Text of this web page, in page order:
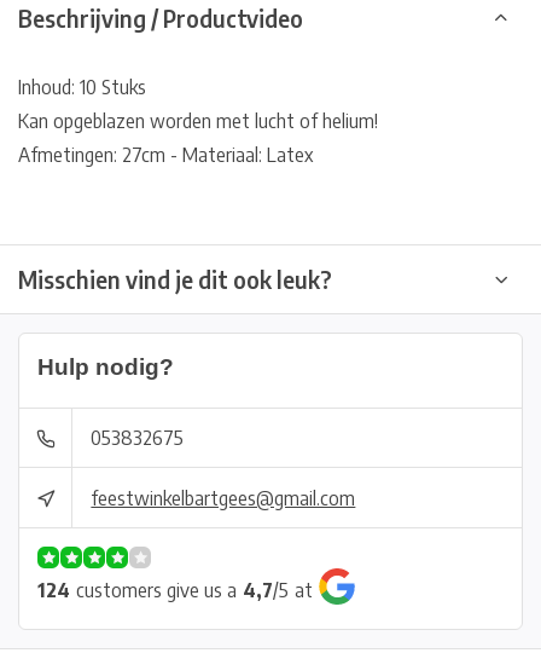
Beschrijving / Productvideo
Inhoud: 10 Stuks
Kan opgeblazen worden met lucht of helium!
Afmetingen: 27cm - Materiaal: Latex
Misschien vind je dit ook leuk?
Hulp nodig?
053832675
feestwinkelbartgees@gmail.com
124 customers give us a 4,7/5 at